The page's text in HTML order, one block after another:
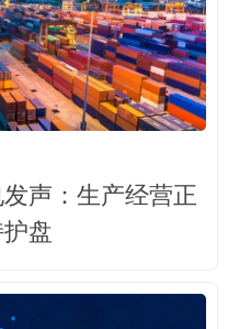
声：生产经营正
盘